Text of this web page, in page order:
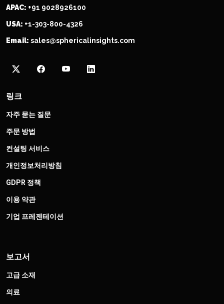
APAC: +91 9028926100
USA: +1-303-800-4326
Email: sales@sphericalinsights.com
링크
자주 묻는 질문
주문 방법
컨설팅 서비스
개인정보처리방침
GDPR 정책
이용 약관
기업 프레젠테이션
보고서
고급 소재
의료